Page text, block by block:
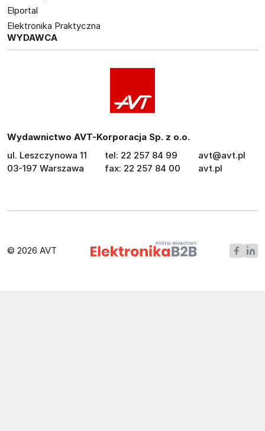
Elportal
Elektronika Praktyczna
WYDAWCA
Wydawnictwo AVT-Korporacja Sp. z o.o.
ul. Leszczynowa 11
03-197 Warszawa
tel: 22 257 84 99
fax: 22 257 84 00
avt@avt.pl
avt.pl
© 2026 AVT